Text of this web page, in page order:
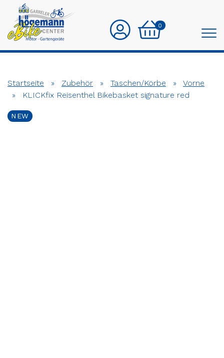
0
Startseite » Zubehör » Taschen/Körbe »
Vorne
»
KLICKfix Reisenthel Bikebasket signature red
NEW